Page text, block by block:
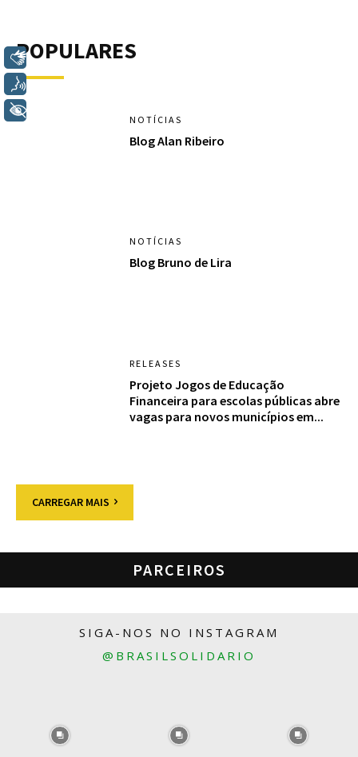
POPULARES
NOTÍCIAS
Blog Alan Ribeiro
NOTÍCIAS
Blog Bruno de Lira
RELEASES
Projeto Jogos de Educação
Financeira para escolas públicas abre
vagas para novos municípios em...
CARREGAR MAIS
PARCEIROS
SIGA-NOS NO INSTAGRAM
@BRASILSOLIDARIO
Libras
Voz